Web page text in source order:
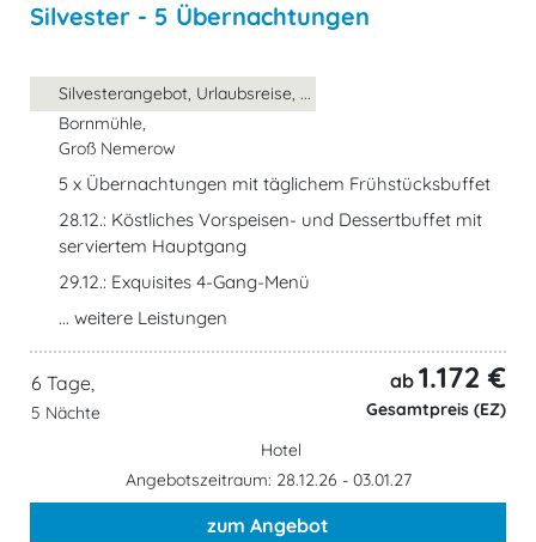
Silvester - 5 Übernachtungen
Silvesterangebot, Urlaubsreise, ...
Bornmühle,
Groß Nemerow
5 x Übernachtungen mit täglichem Frühstücksbuffet
28.12.: Köstliches Vorspeisen- und Dessertbuffet mit
serviertem Hauptgang
29.12.: Exquisites 4-Gang-Menü
... weitere Leistungen
6 Tage,
5 Nächte
ab 1.172 €
Gesamtpreis (EZ)
Hotel
Angebotszeitraum: 28.12.26 - 03.01.27
zum Angebot